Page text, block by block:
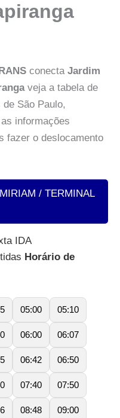
conecta Jardim
veja a tabela de
São Paulo,
informações
fazer o deslocamento
/ TERMINAL
IDA
Horário de
05:00 05:10
06:00 06:07
06:42 06:50
07:40 07:50
08:48 09:00